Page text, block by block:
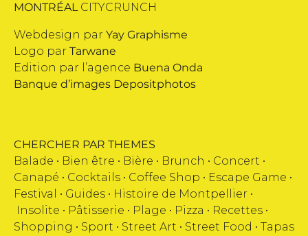
MONTRÉALCITYCRUNCH
Webdesign par Yay Graphisme
Logo par Tarwane
Edition par l’agence Buena Onda
Banque d’images Depositphotos
CHERCHER PAR THEMES
Balade • Bien être • Bière • Brunch • Concert •
Canapé • Cocktails • Coffee Shop • Escape Game •
Festival
• Guides • Histoire de Montpellier •
Insolite • Pâtisserie • Plage • Pizza • Recettes •
Shopping • Sport • Street Art • Street Food • Tapas